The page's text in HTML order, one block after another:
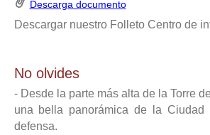
Descarga documento
Descargar nuestro Folleto Centro de
No olvides
- Desde la parte más alta de la Torre
una bella panorámica de la
defensa.